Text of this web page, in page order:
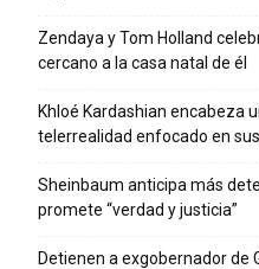
Zendaya y Tom Holland
cercano a la casa natal de él
Khloé Kardashian encabeza
telerrealidad enfocado en
Sheinbaum anticipa más
promete “verdad y justicia”
Detienen a exgobernador de